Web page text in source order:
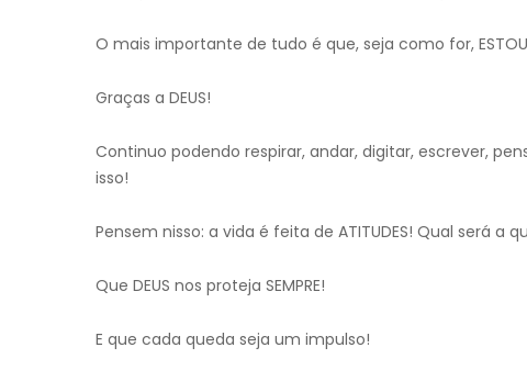
O mais importante de tudo é que, seja como for, ESTOU
Graças a DEUS!
Continuo podendo respirar, andar, digitar, escrever,
isso!
Pensem nisso: a vida é feita de ATITUDES! Qual será a
Que DEUS nos proteja SEMPRE!
E que cada queda seja um impulso!